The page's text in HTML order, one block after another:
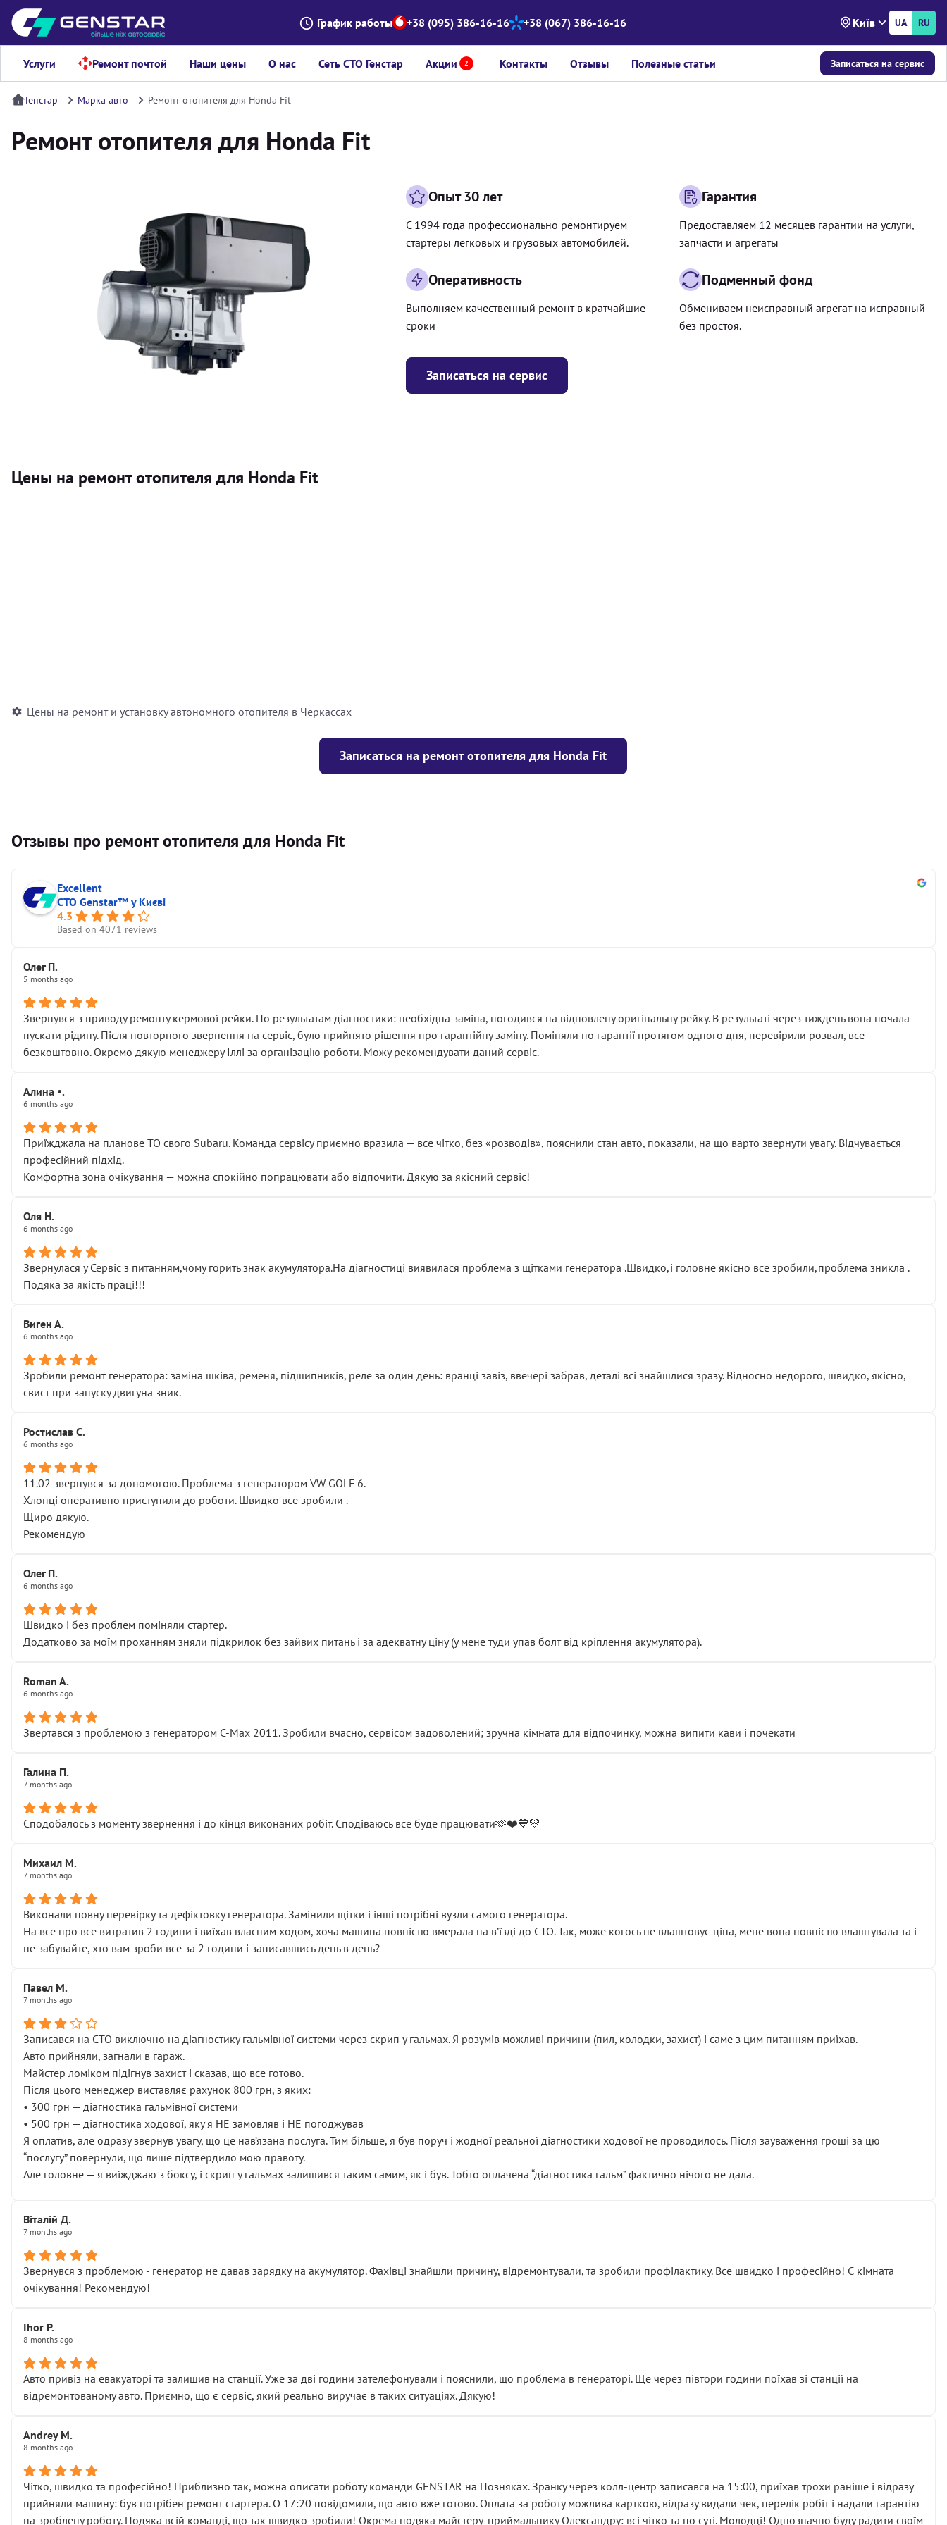
График работы +38 (095) 386-16-16 +38 (067) 386-16-16 Київ UA RU
Услуги Ремонт почтой Наши цены О нас Сеть СТО Генстар Акции 2 Контакты Отзывы Полезные статьи Записаться на сервис
Генстар Марка авто Ремонт отопителя для Honda Fit
Ремонт отопителя для Honda Fit
Записаться на сервис
Опыт 30 лет
С 1994 года профессионально ремонтируем
стартеры легковых и грузовых автомобилей.
Гарантия
Предоставляем 12 месяцев гарантии на услуги,
запчасти и агрегаты
Оперативность
Выполняем качественный ремонт в кратчайшие
сроки
Подменный фонд
Обмениваем неисправный агрегат на исправный —
без простоя.
Цены на ремонт отопителя для Honda Fit
Цены на ремонт и установку автономного отопителя в Черкассах
Записаться на ремонт отопителя для Honda Fit
Отзывы про ремонт отопителя для Honda Fit
Excellent
СТО Genstar™ у Києві
4.3
Based on 4071 reviews
Олег П.
5 months ago
Звернувся з приводу ремонту кермової рейки. По результатам діагностики: необхідна заміна, погодився на відновлену оригінальну рейку. В результаті через тиждень вона почала
пускати рідину. Після повторного звернення на сервіс, було прийнято рішення про гарантійну заміну. Поміняли по гарантії протягом одного дня, перевірили розвал, все
безкоштовно. Окремо дякую менеджеру Іллі за організацію роботи. Можу рекомендувати даний сервіс.
Алина •.
6 months ago
Приїжджала на планове ТО свого Subaru. Команда сервісу приємно вразила — все чітко, без «розводів», пояснили стан авто, показали, на що варто звернути увагу. Відчувається
професійний підхід.
Комфортна зона очікування — можна спокійно попрацювати або відпочити. Дякую за якісний сервіс!
Оля Н.
6 months ago
Звернулася у Сервіс з питанням,чому горить знак акумулятора.На діагностиці виявилася проблема з щітками генератора .Швидко,і головне якісно все зробили,проблема зникла .
Подяка за якість праці!!!
Виген А.
6 months ago
Зробили ремонт генератора: заміна шківа, ременя, підшипників, реле за один день: вранці завіз, ввечері забрав, деталі всі знайшлися зразу. Відносно недорого, швидко, якісно,
свист при запуску двигуна зник.
Ростислав С.
6 months ago
11.02 звернувся за допомогою. Проблема з генератором VW GOLF 6.
Хлопці оперативно приступили до роботи. Швидко все зробили .
Щиро дякую.
Рекомендую
Олег П.
6 months ago
Швидко і без проблем поміняли стартер.
Додатково за моїм проханням зняли підкрилок без зайвих питань і за адекватну ціну (у мене туди упав болт від кріплення акумулятора).
Roman A.
6 months ago
Звертався з проблемою з генератором C-Max 2011. Зробили вчасно, сервісом задоволений; зручна кімната для відпочинку, можна випити кави і почекати
Галина П.
7 months ago
Сподобалось з моменту звернення і до кінця виконаних робіт. Сподіваюсь все буде працювати🫶❤️💙💛
Михаил М.
7 months ago
Виконали повну перевірку та дефіктовку генератора. Замінили щітки і інші потрібні вузли самого генератора.
На все про все витратив 2 години і виїхав власним ходом, хоча машина повністю вмерала на вʼїзді до СТО. Так, може когось не влаштовує ціна, мене вона повністю влаштувала та і
не забувайте, хто вам зроби все за 2 години і записавшись день в день?
Павел М.
7 months ago
Записався на СТО виключно на діагностику гальмівної системи через скрип у гальмах. Я розумів можливі причини (пил, колодки, захист) і саме з цим питанням приїхав.
Авто прийняли, загнали в гараж.
Майстер ломіком підігнув захист і сказав, що все готово.
Після цього менеджер виставляє рахунок 800 грн, з яких:
• 300 грн — діагностика гальмівної системи
• 500 грн — діагностика ходової, яку я НЕ замовляв і НЕ погоджував
Я оплатив, але одразу звернув увагу, що це нав’язана послуга. Тим більше, я був поруч і жодної реальної діагностики ходової не проводилось. Після зауваження гроші за цю
“послугу” повернули, що лише підтвердило мою правоту.
Але головне — я виїжджаю з боксу, і скрип у гальмах залишився таким самим, як і був. Тобто оплачена “діагностика гальм” фактично нічого не дала.
Далі ситуація тільки погіршилась:
• що біля авто стояти вже не можна
( ну все зняли та доробили) дякую!
Окремий момент, який виглядає абсурдно:
мені заявили, що бачок гальмівної рідини потрібно міняти разом із головним гальмівним циліндром у зборі.
Що прикро — це не перший мій візит. Раніше міняв у вас стартер, і тоді сервіс наче справив хороше враження. Але згодом знайшов декілька гайок під лобовим склом. Мені
пояснили, що це “старі гайки, які відкручували”, і попросили не хвилюватися. ( надіюсь новий власник, не застяг в полі))
Але після нинішнього візиту такі дрібниці вже не здаються дрібницями.
Я — клієнт, який працює на довірі, і саме її цей сервіс серйозно підірвав.
Хотілося б більше:
• прозорості в роботах і рахунках
• реальної діагностики, а не формального “подивились і поїхав”
На жаль, складається враження, що сервіс працює не на якість, а “аби швидше і дорожче”. Саме це і псує загальне враження та бажання повертатися.
Стосовно комунікації - все добре
Віталій Д.
7 months ago
Звернувся з проблемою - генератор не давав зарядку на акумулятор. Фахівці знайшли причину, відремонтували, та зробили профілактику. Все швидко і професійно! Є кімната
очікування! Рекомендую!
Ihor P.
8 months ago
Авто привіз на евакуаторі та залишив на станції. Уже за дві години зателефонували і пояснили, що проблема в генераторі. Ще через півтори години поїхав зі станції на
відремонтованому авто. Приємно, що є сервіс, який реально виручає в таких ситуаціях. Дякую!
Andrey M.
8 months ago
Чітко, швидко та професійно! Приблизно так, можна описати роботу команди GENSTAR на Позняках. Зранку через колл-центр записався на 15:00, приїхав трохи раніше і відразу
прийняли машину: був потрібен ремонт стартера. О 17:20 повідомили, що авто вже готово. Оплата за роботу можлива карткою, відразу видали чек, перелік робіт і надали гарантію
на зроблену роботу. Подяка всій команді, що так швидко зробили! Окрема подяка майстеру-приймальнику Олександру: всі чітко та по суті. Молодці! Однозначно буду радити своїм